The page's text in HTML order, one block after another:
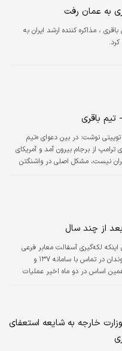
به عمان رفت
، مذاکره کننده ارشد ایران به
باقری
توییتی نوشت: در بین دعوای «تیم
از برجام بیرون آمد و آمریکای
نیست، مشکل اصلی در واشنگتن
از چند سال
شهردار منطقه ۲۲ با بیان اینکه لکه‌گیری آسفالت معابر فرعی
شهرک شهید باقری جزو درخواست‌های شهروندان در تماس با سامانه ۱۳۷ و
اساس در دو ماه اخیر عملیات
بهسازی آسفالت خیابان گلستان
انجام است که پس از انجام
نیز در چند روز آینده اجرا می‌شود.
خارجه به شایعه استعفای